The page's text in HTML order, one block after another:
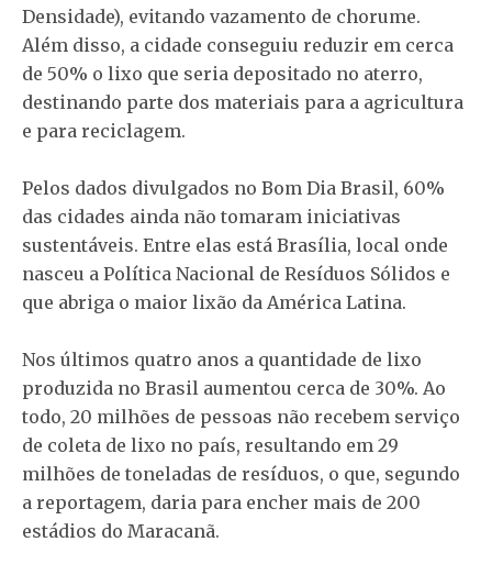
Densidade), evitando vazamento de chorume.
Além disso, a cidade conseguiu reduzir em cerca
de 50% o lixo que seria depositado no aterro,
destinando parte dos materiais para a agricultura
e para reciclagem.
Pelos dados divulgados no Bom Dia Brasil, 60%
das cidades ainda não tomaram iniciativas
sustentáveis. Entre elas está Brasília, local onde
nasceu a Política Nacional de Resíduos Sólidos e
que abriga o maior lixão da América Latina.
Nos últimos quatro anos a quantidade de lixo
produzida no Brasil aumentou cerca de 30%. Ao
todo, 20 milhões de pessoas não recebem serviço
de coleta de lixo no país, resultando em 29
milhões de toneladas de resíduos, o que, segundo
a reportagem, daria para encher mais de 200
estádios do Maracanã.